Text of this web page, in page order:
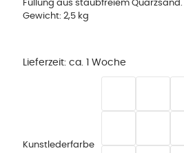
Füllung aus staubfreiem Quarzsand.
Gewicht: 2,5 kg
Lieferzeit: ca. 1 Woche
Kunstlederfarbe